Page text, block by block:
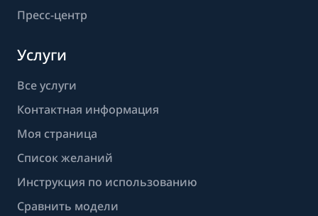
Пресс-центр
Услуги
Все услуги
Контактная информация
Моя страница
Список желаний
Инструкция по использованию
Сравнить модели